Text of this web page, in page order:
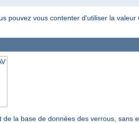
pouvez vous contenter d'utiliser la valeur
la base de données des verrous, sans